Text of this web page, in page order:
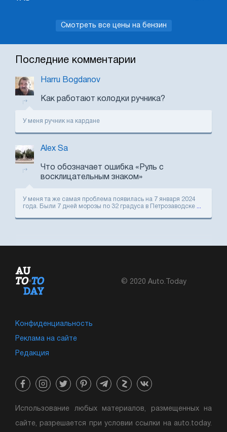
Смотреть все цены на бензин
Последние комментарии
Harru Bogdanov
Как работают колодки ручника?
У меня ручник на кардане
Alex Sa
Что обозначает ошибка «Руль с
восклицательным знаком»
У меня та же самая проблема появилась на 7 января 2024
года. Были 7 дней морозы по 32 градуса в Петрозаводске
© 2020 Auto.Today
Конфиденциальность
Реклама на сайте
Редакция
Использование любых материалов, размещенных на
сайте, разрешается при условии ссылки на auto.today.